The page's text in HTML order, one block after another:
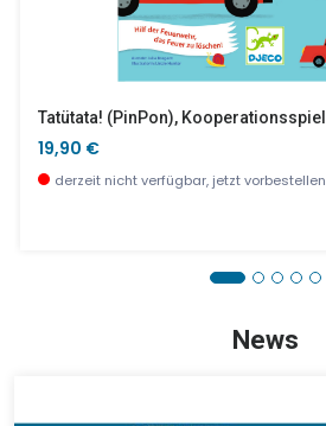
Vaillant Und Drache, 54 Teile
Kindergartentasche Ritter Mit Puppe
Tatütata! (PinPon), Kooperationsspiel
19,90 €
derzeit nicht verfügbar, jetzt vorbestellen
News